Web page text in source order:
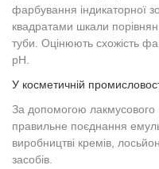
фарбування індикаторної
квадратами шкали
туби. Оцінюють схожість
рН.
У косметичній
За допомогою лакмусового
правильне поєднання
виробництві кремів,
засобів.